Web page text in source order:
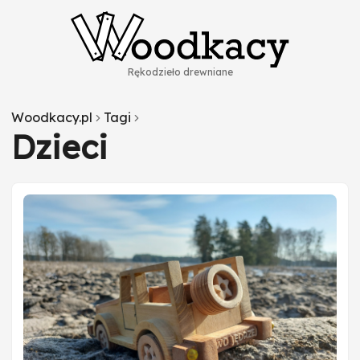
Woodkacy.pl Tagi
Dzieci
Rękodzieło drewniane